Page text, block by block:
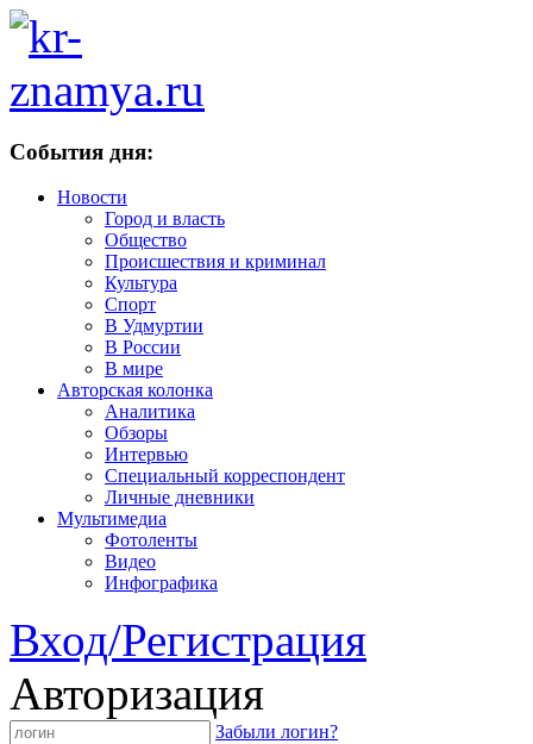
События дня:
Новости
Город и власть
Общество
Происшествия и криминал
Культура
Спорт
В Удмуртии
В России
В мире
Авторская колонка
Аналитика
Обзоры
Интервью
Специальный корреспондент
Личные дневники
Мультимедиа
Фотоленты
Видео
Инфографика
Вход/Регистрация
Авторизация
Забыли логин?